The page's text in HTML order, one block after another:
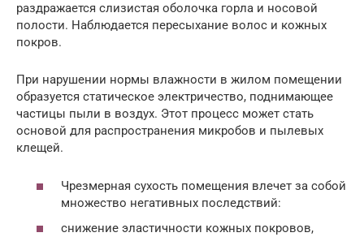
раздражается слизистая оболочка горла и носовой
полости. Наблюдается пересыхание волос и кожных
покров.
При нарушении нормы влажности в жилом помещении
образуется статическое электричество, поднимающее
частицы пыли в воздух. Этот процесс может стать
основой для распространения микробов и пылевых
клещей.
Чрезмерная сухость помещения влечет за собой
множество негативных последствий:
снижение эластичности кожных покровов,